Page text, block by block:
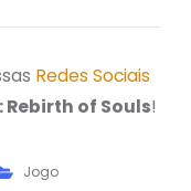
Redes Sociais
Rebirth of Souls!
Jogo